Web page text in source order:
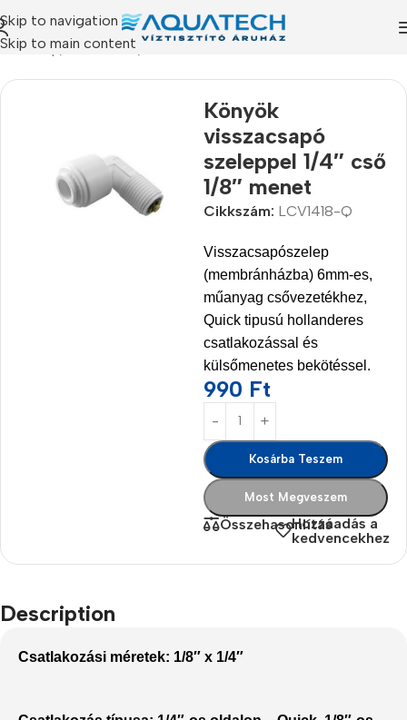
Skip to navigation
Skip to main content
Kezdőlap/Termékeink
Könyök
visszacsapó
szeleppel 1/4″ cső
1/8″ menet
Cikkszám: LCV1418-Q
Visszacsapószelep
(membránházba) 6mm-es,
műanyag csővezetékhez,
Quick tipusú hollanderes
csatlakozással és
külsőmenetes bekötéssel.
990 Ft
Kosárba Teszem
Most Megveszem
ÖsszehasonlításHozzáadás a
kedvencekhez
Description
Csatlakozási méretek: 1/8″ x 1/4″